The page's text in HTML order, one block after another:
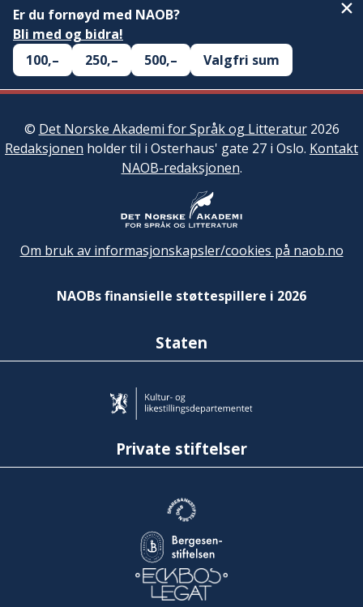
Er du fornøyd med NAOB?
Bli med og bidra!
100,–
250,– 500,– Valgfri sum
© Det Norske Akademi for Språk og Litteratur2026
Redaksjonen holder til i Osterhaus' gate 27 i Oslo. Kontakt
NAOB-redaksjonen.
Om bruk av informasjonskapsler/cookies på naob.no
NAOBs finansielle støttespillere i 2026
Staten
Private stiftelser